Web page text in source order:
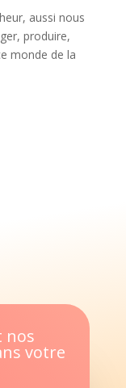
aussi nous
produire,
monde de la
nos
votre